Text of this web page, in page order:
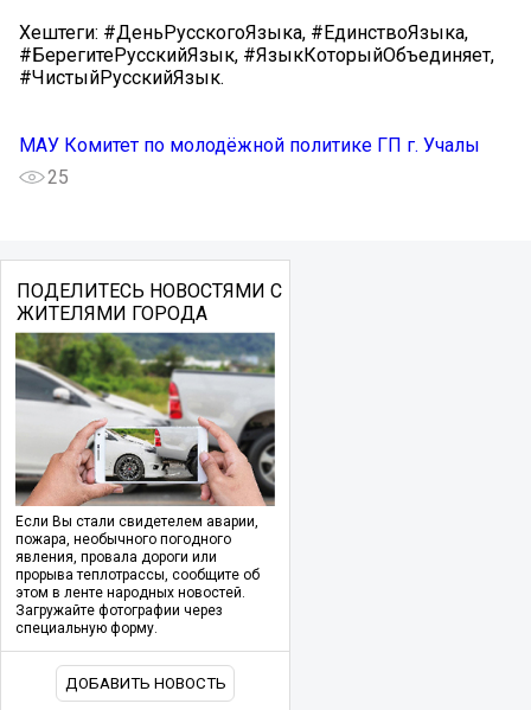
Хештеги: #ДеньРусскогоЯзыка, #ЕдинствоЯзыка,
#БерегитеРусскийЯзык, #ЯзыкКоторыйОбъединяет,
#ЧистыйРусскийЯзык.
МАУ Комитет по молодёжной политике ГП г. Учалы
25
ПОДЕЛИТЕСЬ НОВОСТЯМИ С
ЖИТЕЛЯМИ ГОРОДА
Если Вы стали свидетелем аварии,
пожара, необычного погодного
явления, провала дороги или
прорыва теплотрассы, сообщите об
этом в ленте народных новостей.
Загружайте фотографии через
специальную форму.
ДОБАВИТЬ НОВОСТЬ